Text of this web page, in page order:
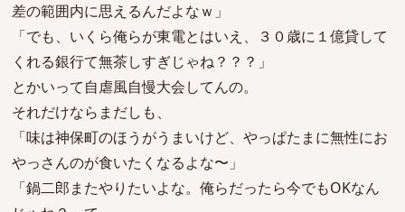
差の範囲内に思えるんだよなｗ」
「でも、いくら俺らが東電とはいえ、３０歳に１億貸して
くれる銀行て無茶しすぎじゃね？？？」
とかいって自虐風自慢大会してんの。
それだけならまだしも、
「味は神保町のほうがうまいけど、やっぱたまに無性にお
やっさんのが食いたくなるよな〜」
「鍋二郎またやりたいよな。俺らだったら今でもOKなん